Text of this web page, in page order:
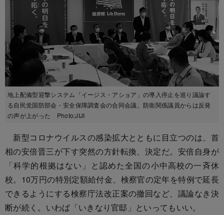
地上配備型迎撃システム「イージス・アショア」の導入停止を巡り議論す
る自民党国防部会・安全保障調査会の合同会議。防衛関係議員からは反発
の声が上がった Photo:JIJI
新型コロナウイルスの感染拡大とともに目立つのは、首
相の安倍晋三が下す突然の方針転換、決定だ。安倍自身が
「科学的根拠はない」と認めた全国の小中高校の一斉休
校。10万円の特別定額給付金、検察官の定年を特例で延長
できるようにする検察庁法改正案の撤回など、議論なき決
断が続く。いわば「いきなり官邸」といってもいい。